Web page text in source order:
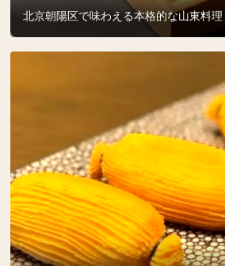
北京朝陽区で味わえる本格的な山東料理